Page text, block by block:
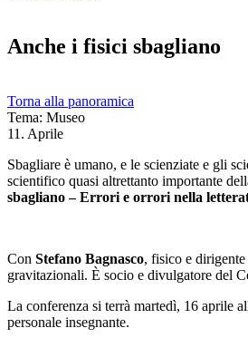
Anche i fisici sbagliano
Torna alla panoramica
Tema: Museo
11. Aprile
Sbagliare è umano, e le scienziate e gli
scientifico quasi altrettanto importante
sbagliano – Errori e orrori nella
Con Stefano Bagnasco, fisico e
gravitazionali. È socio e divulgatore del
La conferenza si terrà martedì, 16 aprile
personale insegnante.